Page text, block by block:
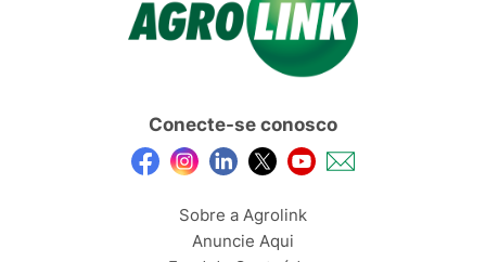
Conecte-se conosco
Sobre a Agrolink
Anuncie Aqui